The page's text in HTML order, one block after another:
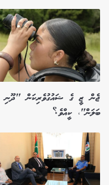
ޖެން ޒީ ގެ ޝައުގުވެރިކަން "ދޫނި
ބަލަން"، ކީއްވެ؟